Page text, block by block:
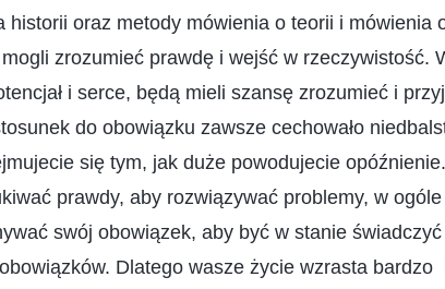
historii oraz metody mówienia o teorii i mówienia
zrozumieć prawdę i wejść w rzeczywistość.
i serce, będą mieli szansę zrozumieć i
do obowiązku zawsze cechowało
się tym, jak duże powodujecie
prawdy, aby rozwiązywać problemy, w
swój obowiązek, aby być w stanie
Dlatego wasze życie wzrasta bardzo